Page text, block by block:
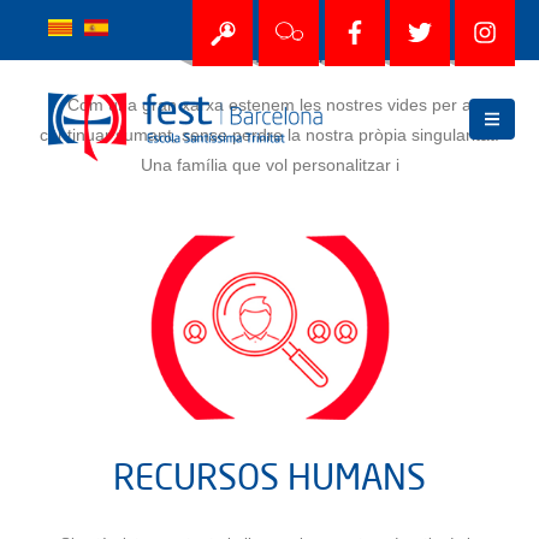
"SOM FAMÍLIA"
Com una gran xarxa estenem les nostres vides per a
continuar sumant, sense perdre la nostra pròpia singularitat.
Una família que vol personalitzar i
RECURSOS HUMANS